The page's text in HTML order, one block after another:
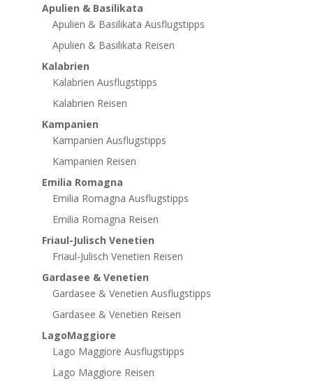
Apulien & Basilikata
Apulien & Basilikata Ausflugstipps
Apulien & Basilikata Reisen
Kalabrien
Kalabrien Ausflugstipps
Kalabrien Reisen
Kampanien
Kampanien Ausflugstipps
Kampanien Reisen
Emilia Romagna
Emilia Romagna Ausflugstipps
Emilia Romagna Reisen
Friaul-Julisch Venetien
Friaul-Julisch Venetien Reisen
Gardasee & Venetien
Gardasee & Venetien Ausflugstipps
Gardasee & Venetien Reisen
LagoMaggiore
Lago Maggiore Ausflugstipps
Lago Maggiore Reisen